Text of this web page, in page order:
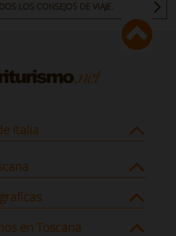
LOS CONSEJOS DE VIAJE.
Italia
en Toscana